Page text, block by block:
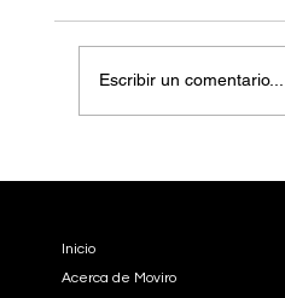
¿Por qué fracasan
Evita estos errores
Escribir un comentario...
Inicio
Acerca de Moviro